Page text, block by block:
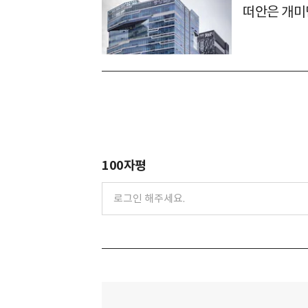
떠안은 개
100자평